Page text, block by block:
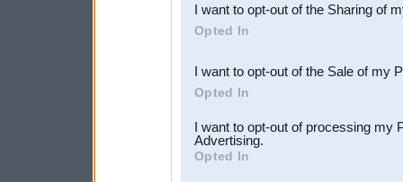
Downstream Participants
third parties.
I want to opt-out of the Sharing of
Opted In
I want to opt-out of the Sale of my
Opted In
I want to opt-out of processing my
Advertising.
Opted In